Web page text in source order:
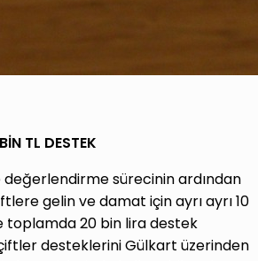
TL DESTEK
sürecinin ardından
gelin ve damat için ayrı ayrı 10
toplamda 20 bin lira destek
desteklerini Gülkart üzerinden